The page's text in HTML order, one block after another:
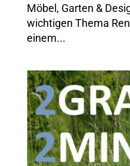
Möbel, Garten &
wichtigen Thema
einem...